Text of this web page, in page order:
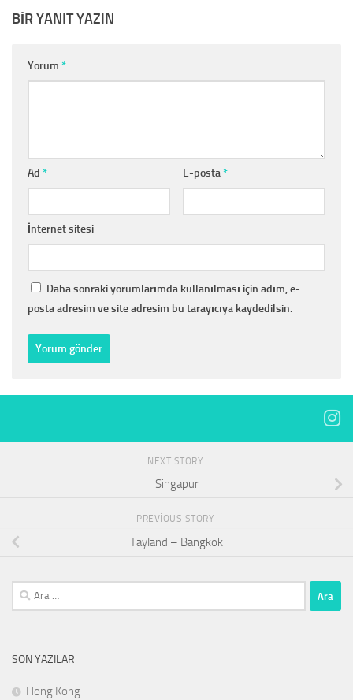
BIR YANIT YAZIN
Yorum *
Ad * E-posta*
İnternet sitesi
Daha sonraki yorumlarımda kullanılması için adım, e-
posta adresim ve site adresim bu tarayıcıya kaydedilsin.
NEXT STORY
Singapur
PREVIOUS STORY
Tayland – Bangkok
Arama:
SON YAZILAR
Hong Kong